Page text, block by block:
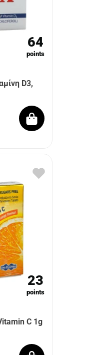
64
points
D3,
23
points
C 1g